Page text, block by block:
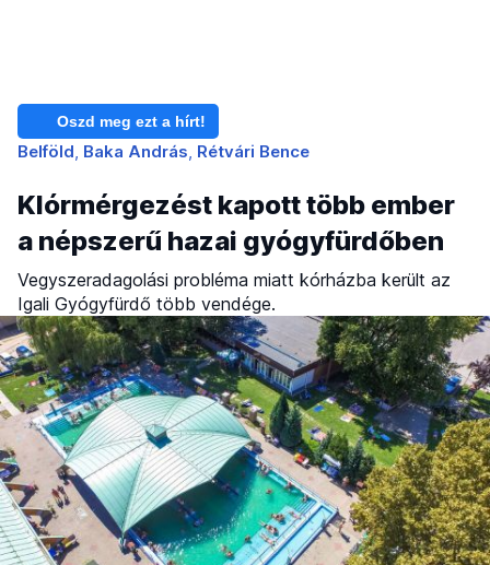
Oszd meg ezt a hírt!
Belföld Baka András Rétvári Bence
Klórmérgezést kapott több ember
a népszerű hazai gyógyfürdőben
Vegyszeradagolási probléma miatt kórházba került az
Igali Gyógyfürdő több vendége.